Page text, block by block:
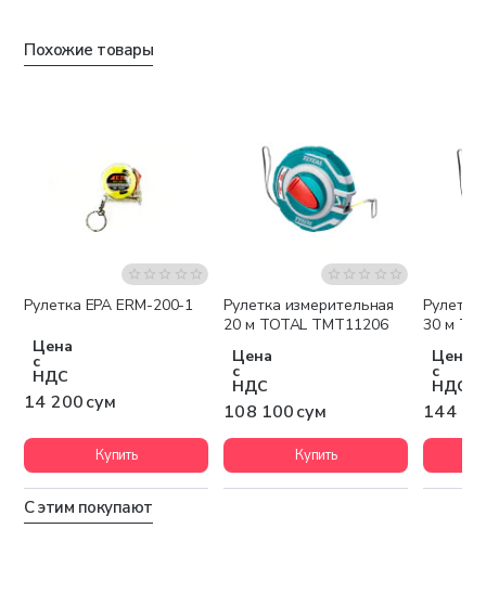
Похожие товары
Рулетка EPA ERM-200-1
Цена
с
НДС
14 200 сум
Купить
Рулетка измерительная
20 м TOTAL TMT11206
Цена
с
НДС
108 100 сум
Купить
30 м
Цена
с
НДС
144
С этим покупают